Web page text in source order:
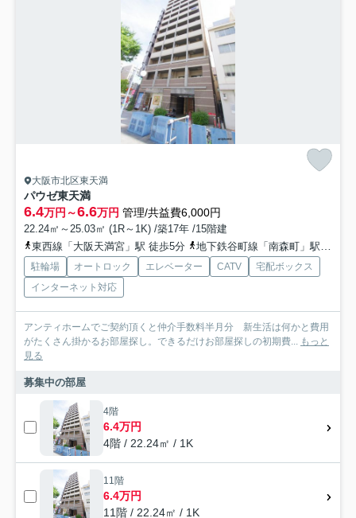
大阪市北区東天満
パウゼ東天満
6.4万円～6.6万円 管理/共益費6,000円
22.24㎡～25.03㎡ (1R～1K) /築17年 /15階建
東西線「大阪天満宮」駅 徒歩5分
地下鉄谷町線「南森町」駅 徒歩8分
駐輪場 オートロック エレベーター CATV
宅配ボックス
インターネット対応
アンティホームでご契約頂くと仲介手数料半月分 新生活は何かと費用
がたくさん掛かるお部屋探し。できるだけお部屋探しの初期費...
もっと
見る
募集中の部屋
4階
6.4万円
4階 / 22.24㎡ / 1K
11階
6.4万円
11階 / 22.24㎡ / 1K